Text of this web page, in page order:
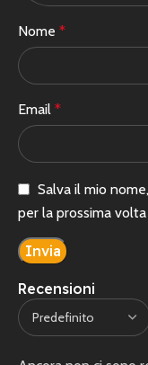
Recensioni
Nome *
Email *
Salva il mio
per la prossima